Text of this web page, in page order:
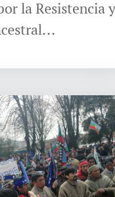
la Resistencia